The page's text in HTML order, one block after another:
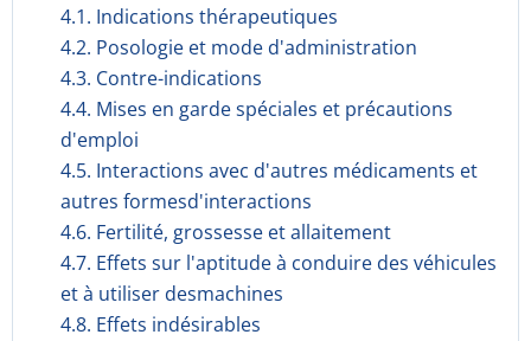
4.1. Indications thérapeutiques
4.2. Posologie et mode d'administration
4.3. Contre-indications
4.4. Mises en garde spéciales et précautions
d'emploi
4.5. Interactions avec d'autres médicaments et
autres formesd'interactions
4.6. Fertilité, grossesse et allaitement
4.7. Effets sur l'aptitude à conduire des véhicules
et à utiliser desmachines
4.8. Effets indésirables